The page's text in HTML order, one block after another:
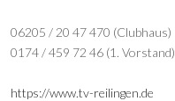
06205 / 20 47 470 (Clubhaus)
0174 / 459 72 46 (1. Vorstand)
https://www.tv-reilingen.de